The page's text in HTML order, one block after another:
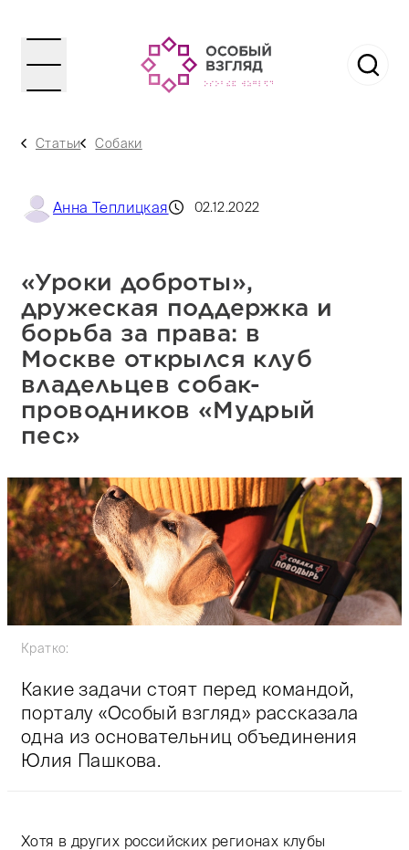
Статьи Собаки
Анна Теплицкая 02.12.2022
«Уроки доброты»,
дружеская поддержка и
борьба за права: в
Москве открылся клуб
владельцев собак-
проводников «Мудрый
пес»
Кратко:
Какие задачи стоят перед командой,
порталу «Особый взгляд» рассказала
одна из основательниц объединения
Юлия Пашкова.
Хотя в других российских регионах клубы